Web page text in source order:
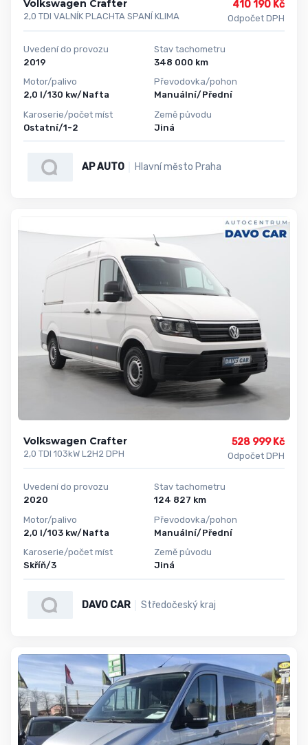
Volkswagen Crafter
2,0 TDI VALNÍK PLACHTA SPANÍ KLIMA
410 190 Kč
Odpočet DPH
Uvedení do provozu
2019
Motor/palivo
2,0 l/130 kw/Nafta
Karoserie/počet míst
Ostatní/1-2
Stav tachometru
348 000 km
Převodovka/pohon
Manuální/Přední
Země původu
Jiná
AP AUTO Hlavní město Praha
Volkswagen Crafter
2,0 TDI 103kW L2H2 DPH
528 999 Kč
Odpočet DPH
Uvedení do provozu
2020
Motor/palivo
2,0 l/103 kw/Nafta
Karoserie/počet míst
Skříň/3
Stav tachometru
124 827 km
Převodovka/pohon
Manuální/Přední
Země původu
Jiná
DAVO CAR Středočeský kraj